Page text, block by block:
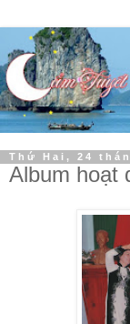
Thứ Hai, 24
Album hoạt